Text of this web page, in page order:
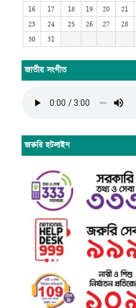
16
17 18 19 20 21
23
24 25 26 27 28
30
31
জাতীয় সংগীত
জরুরি হটলাইন